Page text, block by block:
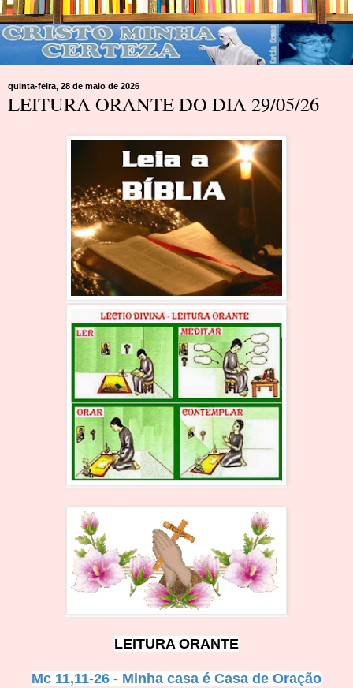
quinta-feira, 28 de maio de 2026
LEITURA ORANTE DO DIA 29/05/26
LEITURA ORANTE
Mc 11,11-26 - Minha casa é Casa de Oração